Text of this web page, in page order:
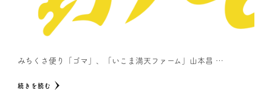
みちくさ便り「ゴマ」、「いこま満天ファーム」山本昌 …
続きを読む